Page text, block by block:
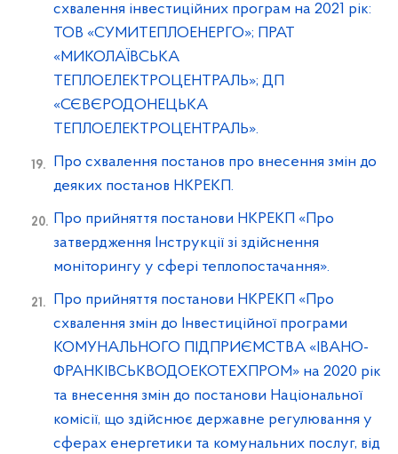
схвалення інвестиційних програм на 2021 рік:
ТОВ «СУМИТЕПЛОЕНЕРГО»; ПРАТ
«МИКОЛАЇВСЬКА
ТЕПЛОЕЛЕКТРОЦЕНТРАЛЬ»; ДП
«СЄВЄРОДОНЕЦЬКА
ТЕПЛОЕЛЕКТРОЦЕНТРАЛЬ».
Про схвалення постанов про внесення змін до
деяких постанов НКРЕКП.
Про прийняття постанови НКРЕКП «Про
затвердження Інструкції зі здійснення
моніторингу у сфері теплопостачання».
Про прийняття постанови НКРЕКП «Про
схвалення змін до Інвестиційної програми
КОМУНАЛЬНОГО ПІДПРИЄМСТВА «ІВАНО-
ФРАНКІВСЬКВОДОЕКОТЕХПРОМ» на 2020 рік
та внесення змін до постанови Національної
комісії, що здійснює державне регулювання у
сферах енергетики та комунальних послуг, від